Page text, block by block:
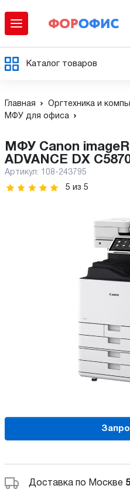
Каталог товаров
Главная Оргтехника и
МФУ для офиса
МФУ Canon imageRUNNER
ADVANCE DX
Артикул: 108-243795
5 из 5
Доставка по Москве